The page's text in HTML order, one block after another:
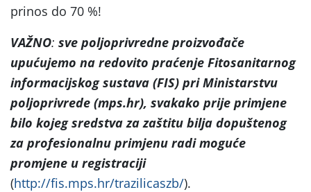
prinos do 70 %!
VAŽNO: sve poljoprivredne proizvođače
upućujemo na redovito praćenje Fitosanitarnog
informacijskog sustava (FIS) pri Ministarstvu
poljoprivrede (mps.hr), svakako prije primjene
bilo kojeg sredstva za zaštitu bilja dopuštenog
za profesionalnu primjenu radi moguće
promjene u registraciji
(http://fis.mps.hr/trazilicaszb/).